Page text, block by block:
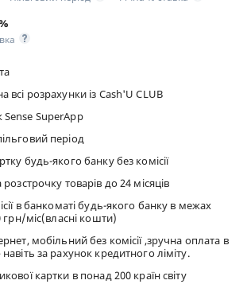
всі розрахунки із Cash'U CLUB
SuperApp
період
будь-якого банку без комісії
товарів до 24 місяців
в банкоматі будь-якого банку в межах
грн/міс(власні кошти)
мобільний без комісії ,зручна оплата в
за рахунок кредитного ліміту.
картки в понад 200 країн світу